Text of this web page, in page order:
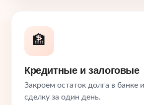
🏦
Кредитные и залоговые
Закроем остаток долга в банке
сделку за один день.